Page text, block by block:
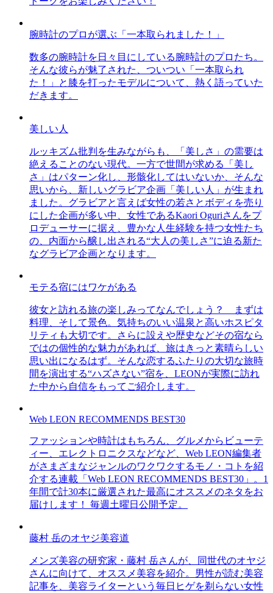
腕時計のプロが選ぶ「一本取られました！」
数多の腕時計を日々目にしている腕時計のプロたち。
そんな彼らが魅了された、ついつい「一本取られ
た！」と膝を打ったモデルについて、熱く語っていた
だきます。
美しい人
ルッキズム批判を生みながらも、「美しさ」の需要は
絶えることのない現代。一方で世間が求める「美し
さ」はパターン化し、形骸化してはいないか、そんな
思いから、新しいグラビア企画「美しい人」が生まれ
ました。グラビアと言えば女性の若さとボディを売り
にした企画が多い中、女性であるKaori Oguriさんをプ
ロデューサーに据え、豊かな人生経験を持つ女性たち
の、内面から醸し出される“大人の美しさ”に迫る新た
なグラビア企画となります。
モテる宿にはワケがある
彼女と訪れる旅の楽しみってなんでしょう？ まずは
料理、そして景色。気持ちのいい温泉と高いホスピタ
リティも大切です。さらに設えや歴史などその宿なら
ではの個性的な魅力があれば、旅はきっと素晴らしい
思い出になるはず。そんな恋するふたりの大切な旅時
間を演出する“ハズさない”宿を、LEONが実際に訪れ
た中から自信をもってご紹介します。
Web LEON RECOMMENDS BEST30
ファッションや時計はもちろん、グルメからビューテ
ィー、エレクトロニクスなどなど、Web LEON編集者
がさまざまなジャンルのワクワクするモノ・コトを紹
介する連載「Web LEON RECOMMENDS BEST30」。1
年間で計30本に厳選された最高にオススメのネタをお
届けします！ 毎週土曜日公開予定。
藤村 岳のオヤジ美容道
メンズ美容の研究家・藤村 岳さんが、同世代のオヤジ
さんに向けて、オススメ美容を紹介。男性が読む美容
記事を、美容ライターという毎日ヒゲを剃らない女性